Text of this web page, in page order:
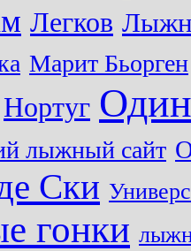
Легков
Марит Бьорген
Нортуг
лыжный сайт
Ски
гонки